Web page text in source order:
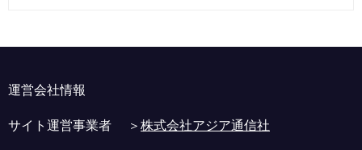
運営会社情報
サイト運営事業者 ＞株式会社アジア通信社